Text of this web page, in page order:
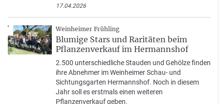
17.04.2026
Weinheimer Frühling
Blumige Stars und Raritäten beim
Pflanzenverkauf im Hermannshof
2.500 unterschiedliche Stauden und Gehölze finden
ihre Abnehmer im Weinheimer Schau- und
Sichtungsgarten Hermannshof. Noch in diesem
Jahr soll es erstmals einen weiteren
Pflanzenverkauf geben.